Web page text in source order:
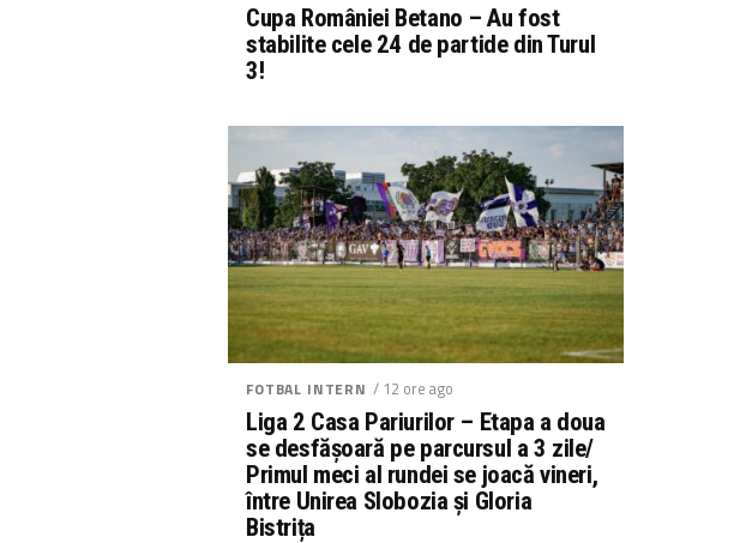
Cupa României Betano – Au fost
stabilite cele 24 de partide din Turul
3!
FOTBAL INTERN / 12 ore ago
Liga 2 Casa Pariurilor – Etapa a doua
se desfășoară pe parcursul a 3 zile/
Primul meci al rundei se joacă vineri,
între Unirea Slobozia și Gloria
Bistrița